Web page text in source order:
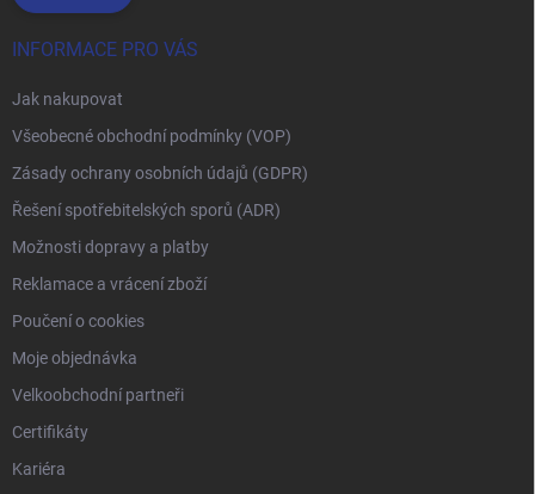
INFORMACE PRO VÁS
Jak nakupovat
Všeobecné obchodní podmínky (VOP)
Zásady ochrany osobních údajů (GDPR)
Řešení spotřebitelských sporů (ADR)
Možnosti dopravy a platby
Reklamace a vrácení zboží
Poučení o cookies
Moje objednávka
Velkoobchodní partneři
Certifikáty
Kariéra